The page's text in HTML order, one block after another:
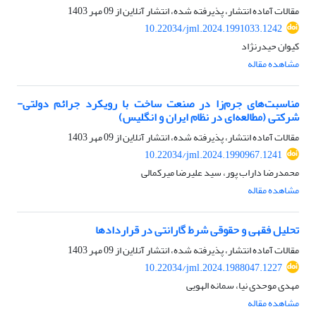
مقالات آماده انتشار، پذیرفته شده، انتشار آنلاین از09 مهر 1403
10.22034/jml.2024.1991033.1242
کیوان حیدرنژاد
مشاهده مقاله
مناسبت‌های جرم‌زا در صنعت ساخت با رویکرد جرائم دولتی-
شرکتی (مطالعه‌ای در نظام ایران و انگلیس)
مقالات آماده انتشار، پذیرفته شده، انتشار آنلاین از09 مهر 1403
10.22034/jml.2024.1990967.1241
محمدرضا داراب پور، سید علیرضا میرکمالی
مشاهده مقاله
تحلیل فقهی و حقوقی شرط گارانتی در قراردادها
مقالات آماده انتشار، پذیرفته شده، انتشار آنلاین از09 مهر 1403
10.22034/jml.2024.1988047.1227
مهدی موحدی نیا، سمانه الهویی
مشاهده مقاله